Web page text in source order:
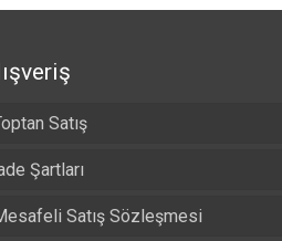
Satış
Şartları
Satış Sözleşmesi